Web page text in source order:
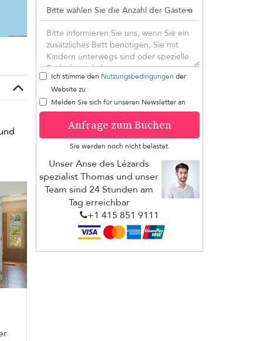
Ich stimme den Nutzungsbedingungen der
Website zu.
Melden Sie sich für unseren Newsletter an
Anfrage zum Buchen
Sie werden noch nicht belastet.
Unser Anse des Lézards
spezialist Thomas und unser
Team sind 24 Stunden am
Tag erreichbar
+1 ​415 851 9111